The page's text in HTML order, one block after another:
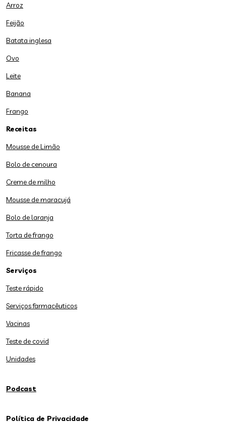
Arroz
Feijão
Batata inglesa
Ovo
Leite
Banana
Frango
Receitas
Mousse de Limão
Bolo de cenoura
Creme de milho
Mousse de maracujá
Bolo de laranja
Torta de frango
Fricasse de frango
Serviços
Teste rápido
Serviços farmacêuticos
Vacinas
Teste de covid
Unidades
Podcast
Política de Privacidade